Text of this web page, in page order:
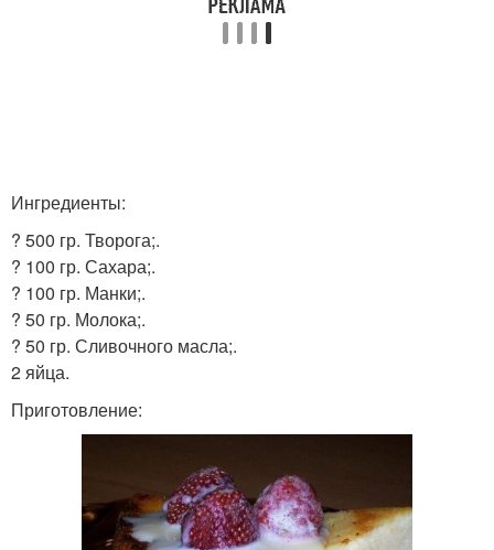
Ингредиенты:
? 500 гр. Творога;.
? 100 гр. Сахара;.
? 100 гр. Манки;.
? 50 гр. Молока;.
? 50 гр. Сливочного масла;.
2 яйца.
Приготовление: